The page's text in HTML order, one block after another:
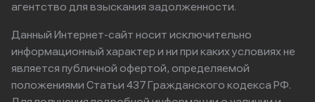
агентство для взыскания задолженности.
Данный Интернет-сайт носит исключительно
информационный характер и ни при каких условиях не
является публичной офертой, определяемой
положениями Статьи 437 Гражданского кодекса РФ.